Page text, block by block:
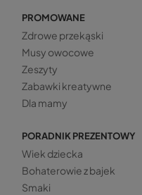
PROMOWANE
Zdrowe przekąski
Musy owocowe
Zeszyty
Zabawki kreatywne
Dla mamy
PORADNIK PREZENTOWY
Wiek dziecka
Bohaterowie z bajek
Smaki